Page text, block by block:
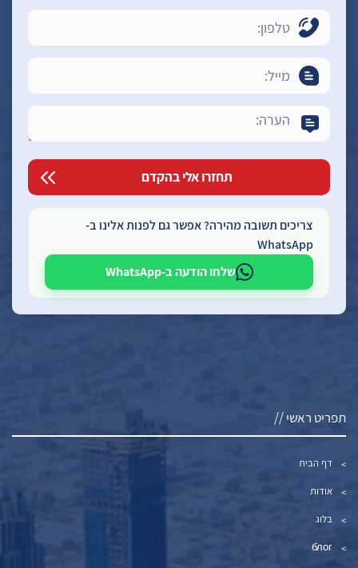
צריכים תשובה מהירה? אפשר גם לפנות אלינו ב-
WhatsApp
שלחו הודעה ב-WhatsApp
תפריט ראשי //
דף הבית
אודות
בלוג
блог